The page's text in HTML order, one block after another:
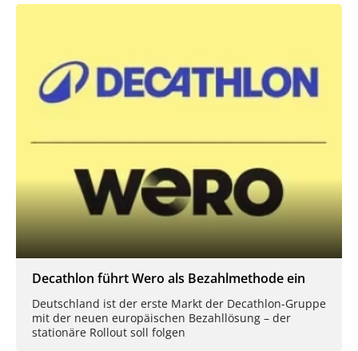
Decathlon führt Wero als Bezahlmethode ein
Deutschland ist der erste Markt der Decathlon-Gruppe
mit der neuen europäischen Bezahllösung – der
stationäre Rollout soll folgen